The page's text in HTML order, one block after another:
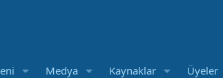
Medya Kaynaklar Üyeler